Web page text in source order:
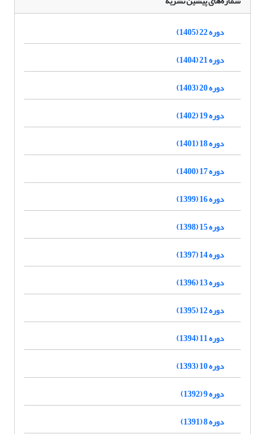
دوره 22 (1405)
دوره 21 (1404)
دوره 20 (1403)
دوره 19 (1402)
دوره 18 (1401)
دوره 17 (1400)
دوره 16 (1399)
دوره 15 (1398)
دوره 14 (1397)
دوره 13 (1396)
دوره 12 (1395)
دوره 11 (1394)
دوره 10 (1393)
دوره 9 (1392)
دوره 8 (1391)